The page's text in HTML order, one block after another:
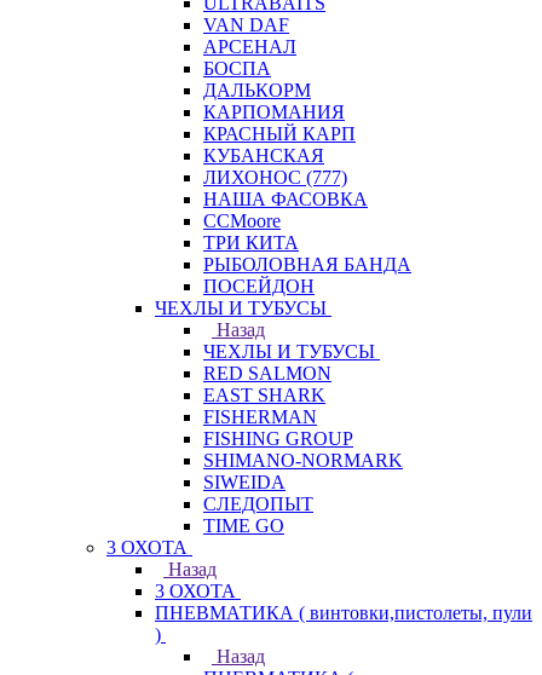
VAN DAF
АРСЕНАЛ
БОСПА
ДАЛЬКОРМ
КАРПОМАНИЯ
КРАСНЫЙ КАРП
КУБАНСКАЯ
ЛИХОНОС (777)
НАША ФАСОВКА
СCMoore
ТРИ КИТА
РЫБОЛОВНАЯ БАНДА
ПОСЕЙДОН
ЧЕХЛЫ И ТУБУСЫ
Назад
ЧЕХЛЫ И ТУБУСЫ
RED SALMON
EAST SHARK
FISHERMAN
FISHING GROUP
SHIMANO-NORMARK
SIWEIDA
СЛЕДОПЫТ
TIME GO
3 ОХОТА
Назад
3 ОХОТА
ПНЕВМАТИКА ( винтовки,пистолеты, пули
)
Назад